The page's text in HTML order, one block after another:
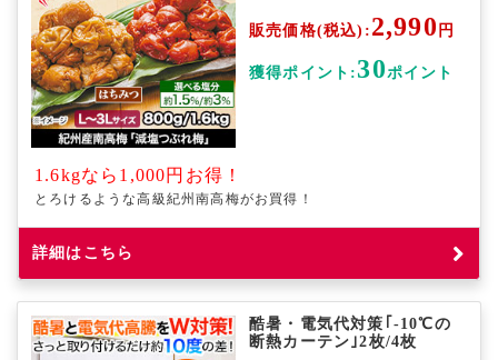
販売価格(税込): 2,990 円
獲得ポイント: 30ポイント
1.6kgなら1,000円お得！
とろけるような高級紀州南高梅がお買得！
詳細はこちら
酷暑・電気代対策｢-10℃の
断熱カーテン｣2枚/4枚